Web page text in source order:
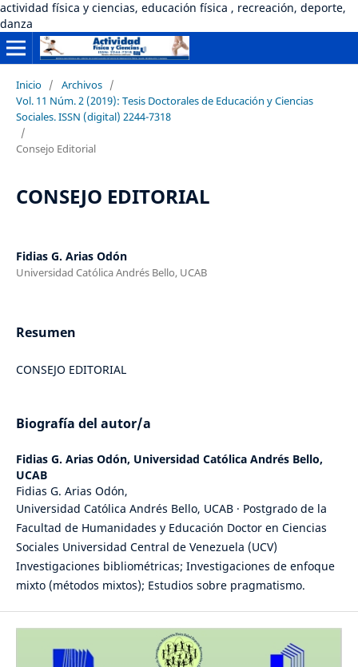
actividad física y ciencias, educación física , recreación, deporte,
danza
Inicio / Archivos /
Vol. 11 Núm. 2 (2019): Tesis Doctorales de Educación y Ciencias
Sociales. ISSN (digital) 2244-7318
/
Consejo Editorial
CONSEJO EDITORIAL
Fidias G. Arias Odón
Universidad Católica Andrés Bello, UCAB
Resumen
CONSEJO EDITORIAL
Biografía del autor/a
Fidias G. Arias Odón, Universidad Católica Andrés Bello,
UCAB
Fidias G. Arias Odón,
Universidad Católica Andrés Bello, UCAB · Postgrado de la
Facultad de Humanidades y Educación Doctor en Ciencias
Sociales Universidad Central de Venezuela (UCV)
Investigaciones bibliométricas; Investigaciones de enfoque
mixto (métodos mixtos); Estudios sobre pragmatismo.